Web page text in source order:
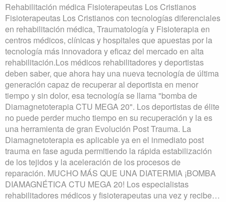
Rehabilitación médica Fisioterapeutas Los Cristianos
Fisioterapeutas Los Cristianos con tecnologías diferenciales
en rehabilitación médica, Traumatología y Fisioterapia en
centros médicos, clínicas y hospitales que apuestas por la
tecnología más innovadora y eficaz del mercado en alta
rehabilitación.Los médicos rehabilitadores y deportistas
deben saber, que ahora hay una nueva tecnología de última
generación capaz de recuperar al deportista en menor
tiempo y sin dolor, esa tecnología se llama "bomba de
Diamagnetoterapia CTU MEGA 20". Los deportistas de élite
no puede perder mucho tiempo en su recuperación y la es
una herramienta de gran Evolución Post Trauma. La
Diamagnetoterapia es aplicable ya en el inmediato post
trauma en fase aguda permitiendo la rápida estabilización
de los tejidos y la aceleración de los procesos de
reparación. MUCHO MÁS QUE UNA DIATERMIA ¡BOMBA
DIAMAGNÉTICA CTU MEGA 20! Los especialistas
rehabilitadores médicos y fisioterapeutas una vez y recibe…